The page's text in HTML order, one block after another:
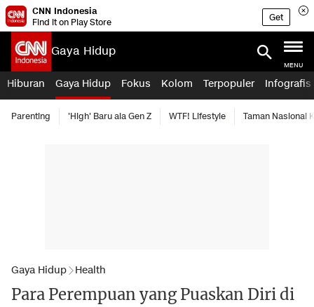
CNN Indonesia
Find it on Play Store
Get
Gaya Hidup
MENU
Hiburan Gaya Hidup Fokus Kolom Terpopuler Infografis
Parenting 'High' Baru ala Gen Z WTF! Lifestyle Taman Nasional
Gaya Hidup Health
Para Perempuan yang Puaskan Diri di